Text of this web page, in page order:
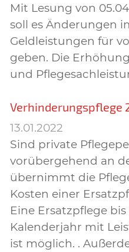
Mit Lesung von
soll es Änderungen
Geldleistungen für
geben. Die
und
Verhinderungspflege
13.01.2022
Sind private
vorübergehend an
übernimmt die
Kosten einer
Eine Ersatzpflege
Kalenderjahr mit
ist möglich. .